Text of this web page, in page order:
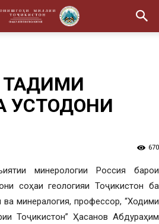
УСТОДОНИ
670
минерологии Россия барои
соҳаи геологияи Тоҷикистон ба
минералогия, профессор, “Ходими
Тоҷикистон” Ҳасанов Абдураҳим